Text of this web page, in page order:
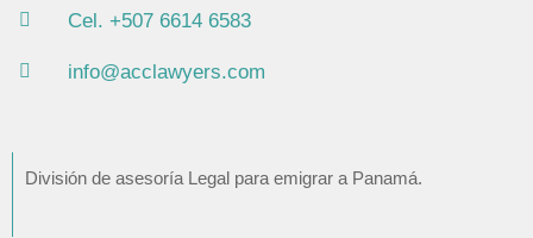
Cel. +507 6614 6583
info@acclawyers.com
División de asesoría Legal para emigrar a Panamá.